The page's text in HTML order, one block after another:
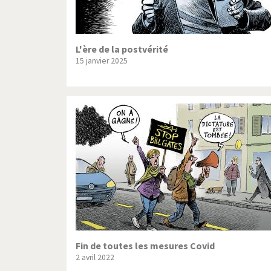
L'ère de la postvérité
15 janvier 2025
Fin de toutes les mesures Covid
2 avril 2022